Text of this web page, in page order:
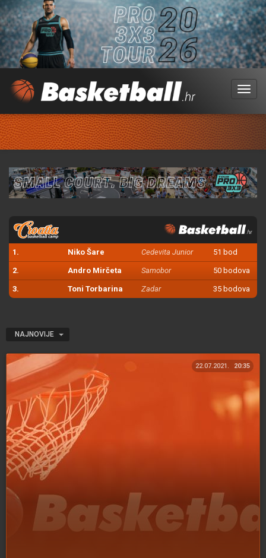
Menu
1. Niko Šare Cedevita Junior 51 bod
2. Andro Mirčeta Samobor 50 bodova
3. Toni Torbarina Zadar 35 bodova
NAJNOVIJE
22.07.2021. 20:35